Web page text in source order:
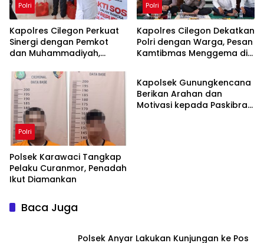
Polri
Kapolres Cilegon Perkuat
Sinergi dengan Pemkot
dan Muhammadiyah,
Tetap Aman dan Kondusif
Polri
Kapolres Cilegon Dekatkan
Polri dengan Warga, Pesan
Kamtibmas Menggema di
Polri
Polsek Karawaci Tangkap
Pelaku Curanmor, Penadah
Ikut Diamankan
Polri
‎Kapolsek Gunungkencana
Berikan Arahan dan
Motivasi kepada Paskibra
Baca Juga
Polsek Anyar Lakukan Kunjungan ke Pos